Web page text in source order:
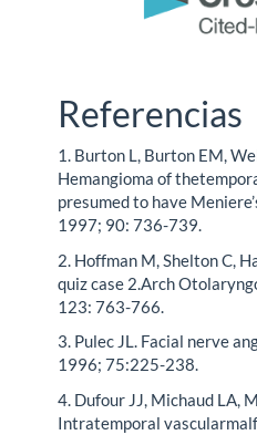
Referencias
1. Burton L, Burton EM,
Hemangioma of
presumed to have
1997; 90: 736-739.
2. Hoffman M, Shelton C,
quiz case 2.Arch
123: 763-766.
3. Pulec JL. Facial nerve
1996; 75:225-238.
4. Dufour JJ, Michaud LA,
Intratemporal